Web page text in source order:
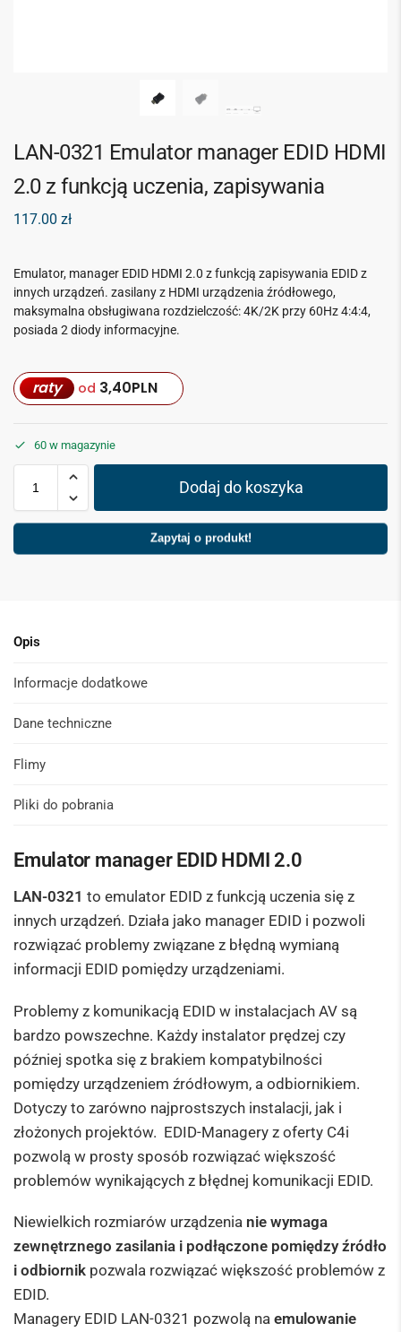
LAN-0321 Emulator manager EDID HDMI
2.0 z funkcją uczenia, zapisywania
117.00 zł
Emulator, manager EDID HDMI 2.0 z funkcją zapisywania EDID z
innych urządzeń. zasilany z HDMI urządzenia źródłowego,
maksymalna obsługiwana rozdzielczość: 4K/2K przy 60Hz 4:4:4,
posiada 2 diody informacyjne.
raty od 3,40PLN
60 w magazynie
Dodaj do koszyka
Opis
Informacje dodatkowe
Dane techniczne
Flimy
Pliki do pobrania
Emulator manager EDID HDMI 2.0
LAN-0321 to emulator EDID z funkcją uczenia się z
innych urządzeń. Działa jako manager EDID i pozwoli
rozwiązać problemy związane z błędną wymianą
informacji EDID pomiędzy urządzeniami.
Problemy z komunikacją EDID w instalacjach AV są
bardzo powszechne. Każdy instalator prędzej czy
później spotka się z brakiem kompatybilności
pomiędzy urządzeniem źródłowym, a odbiornikiem.
Dotyczy to zarówno najprostszych instalacji, jak i
złożonych projektów. EDID-Managery z oferty C4i
pozwolą w prosty sposób rozwiązać większość
problemów wynikających z błędnej komunikacji EDID.
Niewielkich rozmiarów urządzenia nie wymaga
zewnętrznego zasilania i podłączone pomiędzy źródło
i odbiornik pozwala rozwiązać większość problemów z
EDID.
Managery EDID LAN-0321 pozwolą na emulowanie